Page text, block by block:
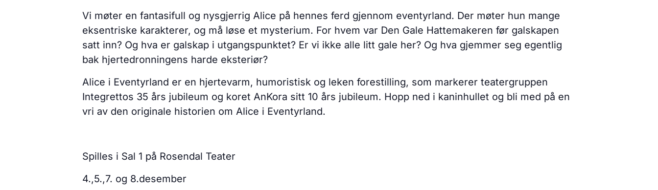
Vi møter en fantasifull og nysgjerrig Alice på hennes ferd gjennom eventyrland. Der møter hun mange
eksentriske karakterer, og må løse et mysterium. For hvem var Den Gale Hattemakeren før galskapen
satt inn? Og hva er galskap i utgangspunktet? Er vi ikke alle litt gale her? Og hva gjemmer seg egentlig
bak hjertedronningens harde eksteriør?
Alice i Eventyrland er en hjertevarm, humoristisk og leken forestilling, som markerer teatergruppen
Integrettos 35 års jubileum og koret AnKora sitt 10 års jubileum. Hopp ned i kaninhullet og bli med på en
vri av den originale historien om Alice i Eventyrland.
Spilles i Sal 1 på Rosendal Teater
4.,5.,7. og 8.desember